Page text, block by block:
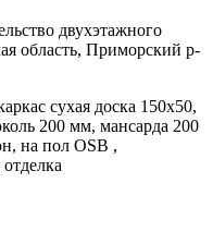
двухэтажного
область, Приморский р-
сухая доска 150х50,
200 мм, мансарда 200
на пол OSB ,